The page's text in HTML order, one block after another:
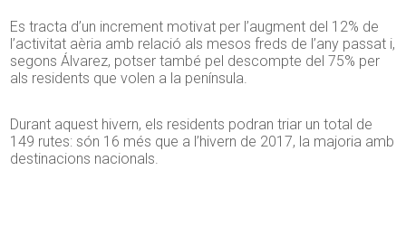
Es tracta d’un increment motivat per l’augment del 12% de
l’activitat aèria amb relació als mesos freds de l’any passat i,
segons Álvarez, potser també pel descompte del 75% per
als residents que volen a la península.
Durant aquest hivern, els residents podran triar un total de
149 rutes: són 16 més que a l’hivern de 2017, la majoria amb
destinacions nacionals.